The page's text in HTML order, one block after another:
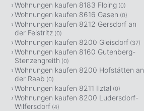
Wohnungen kaufen 8183 Floing (0)
Wohnungen kaufen 8616 Gasen (0)
Wohnungen kaufen 8212 Gersdorf an
der Feistritz (0)
Wohnungen kaufen 8200 Gleisdorf (37)
Wohnungen kaufen 8160 Gutenberg-
Stenzengreith (0)
Wohnungen kaufen 8200 Hofstätten an
der Raab (0)
Wohnungen kaufen 8211 Ilztal (0)
Wohnungen kaufen 8200 Ludersdorf-
Wilfersdorf (4)